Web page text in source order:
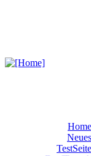
Home
Neues
TestSeite